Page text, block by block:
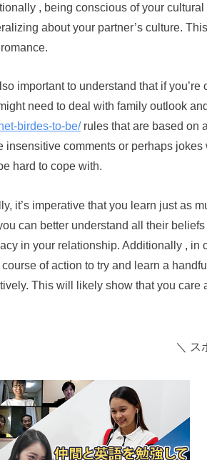
, being conscious of your
about your partner’s culture.
important to understand that if
need to deal with family outlook
birdes-to-be/rules that are based on
insensitive comments or perhaps
hard to cope with.
it’s imperative that you learn just as
can better understand all their
in your relationship. Additionally , in
of action to try and learn a
This will likely show that you
＼ ス